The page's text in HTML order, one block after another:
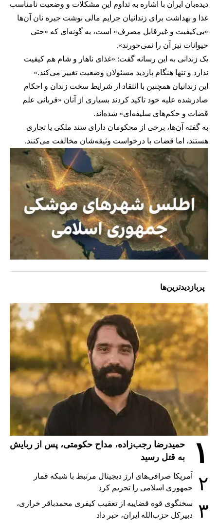
دیده‌بان ایران با اشاره به تداوم این مشکلات و وضعیت نامناسب
غذا و بهداشت برای زندانیان جرایم مالی نوشت جیره نان آن‌ها
«بی‌کیفیت و غیرقابل مصرف» است، به گونه‌ای که «حتی
حیوانات نیز آن را نمی‌خورند».
یک زندانی به این رسانه گفت: «غذای ناهار و شام هم کیفیت
ندارد و تنها هنگام بازدید مسئولان وضعیت تغییر می‌کند.»
این زندانیان همچنین با انتقاد از شرایط سخت زندان و احکام
صادرشده علیه خود تاکید کردند بسیاری از آنان «قربانی علم
قضات و حکم‌های سلیقه‌ای» شده‌اند.
به گفته آن‌ها، برخی از محکومان دارای سند ملکی یا تجاری
هستند، اما قضات با درخواست وثیقه‌شان مخالفت می‌کنند.
پربازدیدترین‌ها
۱
حمیدرضا رجب‌زاده، مداح حکومتی، پس از ربایش
به قتل رسید
۲
آمریکا صرافی‌های ارز دیجیتال مرتبط با شبکه قمار
جمهوری اسلامی را تحریم کرد
۳
سخنگوی قوه قضاییه از تعقیب کیفری محمدباقر خرازی،
دبیر‌کل حزب‌الله ایران، خبر داد